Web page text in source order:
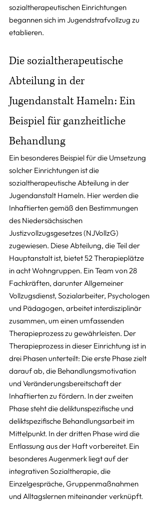
sozialtherapeutischen Einrichtungen
begannen sich im Jugendstrafvollzug zu
etablieren.
Die sozialtherapeutische
Abteilung in der
Jugendanstalt Hameln: Ein
Beispiel für ganzheitliche
Behandlung
Ein besonderes Beispiel für die Umsetzung
solcher Einrichtungen ist die
sozialtherapeutische Abteilung in der
Jugendanstalt Hameln. Hier werden die
Inhaftierten gemäß den Bestimmungen
des Niedersächsischen
Justizvollzugsgesetzes (NJVollzG)
zugewiesen. Diese Abteilung, die Teil der
Hauptanstalt ist, bietet 52 Therapieplätze
in acht Wohngruppen. Ein Team von 28
Fachkräften, darunter Allgemeiner
Vollzugsdienst, Sozialarbeiter, Psychologen
und Pädagogen, arbeitet interdisziplinär
zusammen, um einen umfassenden
Therapieprozess zu gewährleisten. Der
Therapieprozess in dieser Einrichtung ist in
drei Phasen unterteilt: Die erste Phase zielt
darauf ab, die Behandlungsmotivation
und Veränderungsbereitschaft der
Inhaftierten zu fördern. In der zweiten
Phase steht die deliktunspezifische und
deliktspezifische Behandlungsarbeit im
Mittelpunkt. In der dritten Phase wird die
Entlassung aus der Haft vorbereitet. Ein
besonderes Augenmerk liegt auf der
integrativen Sozialtherapie, die
Einzelgespräche, Gruppenmaßnahmen
und Alltagslernen miteinander verknüpft.